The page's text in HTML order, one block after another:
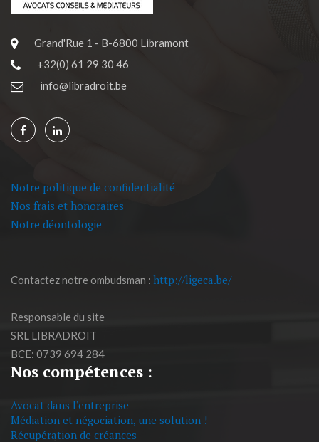
Grand'Rue 1 - B-6800 Libramont
+32(0) 61 29 30 46
info@libradroit.be
Notre politique de confidentialité
Nos frais et honoraires
Notre déontologie
Contactez notre ombudsman : http://ligeca.be/
Responsable du site
SRL LIBRADROIT
BCE: 0739 694 284
Nos compétences :
Avocat dans l’entreprise
Médiation et négociation, une solution !
Récupération de créances